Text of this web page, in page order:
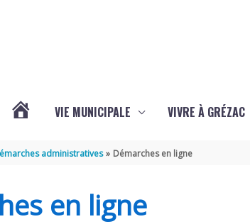
VIE MUNICIPALE VIVRE À GRÉZAC
administratives Démarches en ligne
en ligne